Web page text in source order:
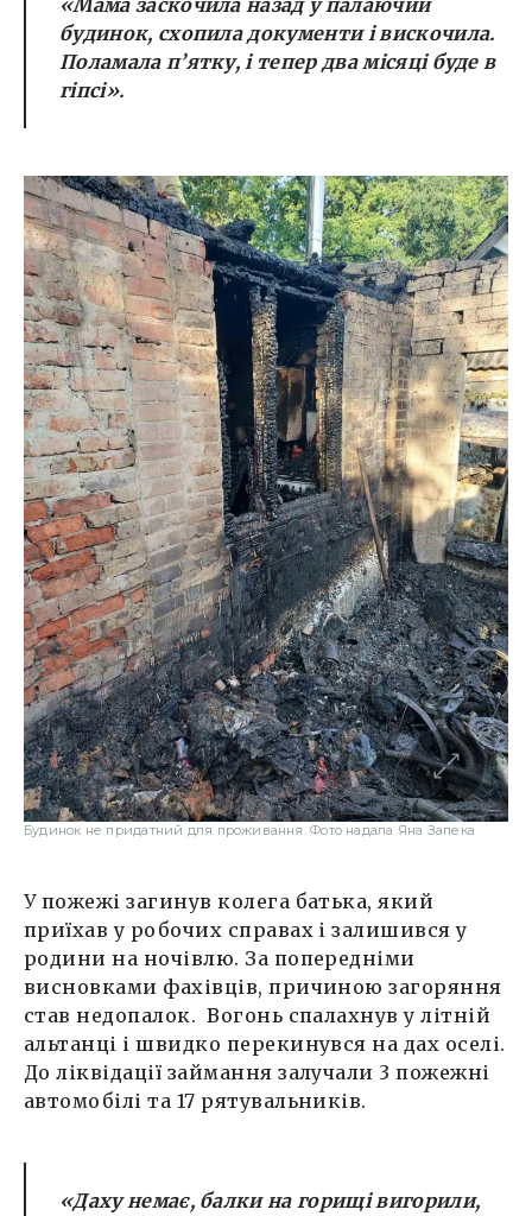
«Мама заскочила назад у палаючий
будинок, схопила документи і вискочила.
Поламала п’ятку, і тепер два місяці буде в
гіпсі».
Будинок не придатний для проживання. Фото надала Яна Запека
У пожежі загинув колега батька, який
приїхав у робочих справах і залишився у
родини на ночівлю. За попередніми
висновками фахівців, причиною загоряння
став недопалок. Вогонь спалахнув у літній
альтанці і швидко перекинувся на дах оселі.
До ліквідації займання залучали 3 пожежні
автомобілі та 17 рятувальників.
«Даху немає, балки на горищі вигорили,